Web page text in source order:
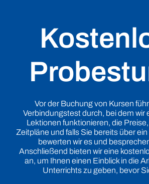
Vor der Buchung von Kursen
Verbindungstest durch, bei dem wir
Lektionen funktionieren, die
Zeitpläne und falls Sie bereits über
bewerten wir es und
Anschließend bieten wir eine
an, um Ihnen einen Einblick in die
Unterrichts zu geben, bevor